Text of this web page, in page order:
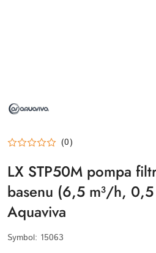
AQUAVIVA
(0)
LX STP50M pompa
basenu (6,5 m³/h,
Aquaviva
Symbol: 15063